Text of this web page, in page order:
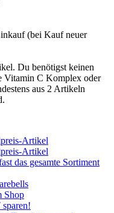
(bei Kauf neuer
Du benötigst keinen
Vitamin C Komplex oder
aus 2 Artikeln